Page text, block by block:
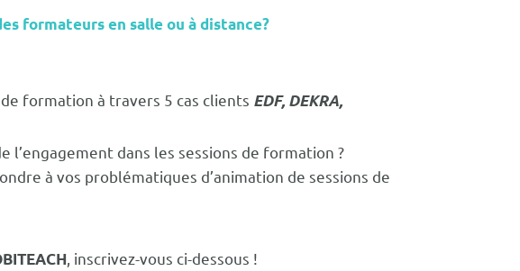
formateurs en salle ou à distance?
formation à travers 5 cas clients EDF, DEKRA,
dans les sessions de formation ?
à vos problématiques d’animation de sessions de
, inscrivez-vous ci-dessous !